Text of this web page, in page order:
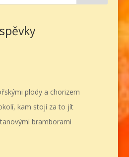
plody a chorizem
kam stojí za to jít
bramborami